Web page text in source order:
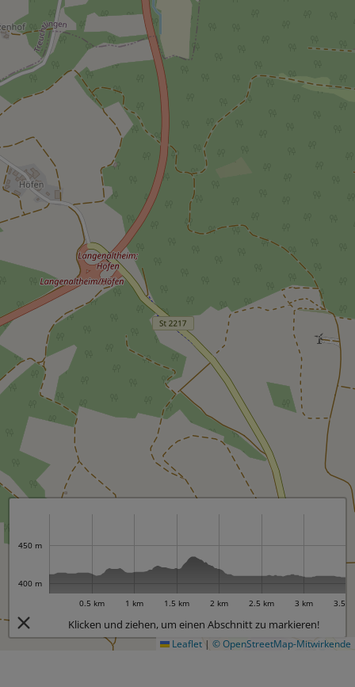
0.5 km 1 km 1.5 km 2 km 2.5 km 3 km 3.5
400 m
450 m
Klicken und ziehen, um einen Abschnitt zu markieren!
Leaflet | © OpenStreetMap-Mitwirkende
HINWEIS
Christkind & Engel gesucht!
Wir suchen dich als Christkind oder Engel. Hast
Herzlichkeit auszustrahlen? Dann melde dich